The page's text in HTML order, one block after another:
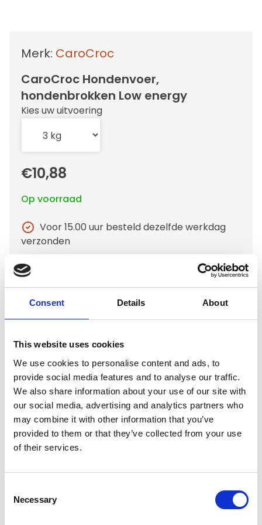
Consent Details About
This website uses cookies
We use cookies to personalise content and ads, to
provide social media features and to analyse our traffic.
We also share information about your use of our site with
our social media, advertising and analytics partners who
may combine it with other information that you’ve
provided to them or that they’ve collected from your use
of their services.
Selection
Necessary
Merk: CaroCroc
CaroCroc Hondenvoer,
hondenbrokken Low energy
Kies uw uitvoering
€10,88
Op voorraad
Voor 15.00 uur besteld dezelfde werkdag
verzonden
Verzending €7,95 België
Gerelateerde producten
KLD
KLD Voerton 40 Liter